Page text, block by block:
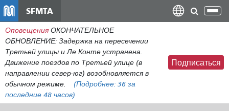
содержанию
SFMTA
Оповещения ОКОНЧАТЕЛЬНОЕ
ОБНОВЛЕНИЕ: Задержка на пересечении
Третьей улицы и Ле Конте устранена.
Движение поездов по Третьей улице (в
направлении север-юг) возобновляется в
обычном режиме.
(Подробнее: 36 за
последние 48 часов)
Подписаться